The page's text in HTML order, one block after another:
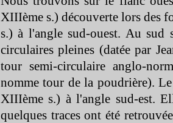
XIIIème s.) découverte lors des
s.) à l'angle sud-ouest. Au sud
circulaires pleines (datée par
tour semi-circulaire anglo-
nomme tour de la poudrière).
XIIIème s.) à l'angle sud-est.
quelques traces ont été